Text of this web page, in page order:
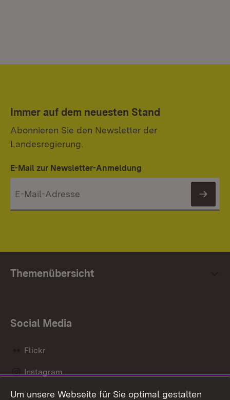
Immer auf dem neuesten Stand
Abonnieren Sie den Newsletter der
Landesregierung.
E-Mail zur Newsletter-Anmeldung
Themenübersicht
Social Media
Flickr
Instagram
Social Wall
Um unsere Webseite für Sie optimal gestalten